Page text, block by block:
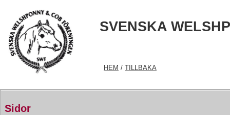
SVENSKA
HEM / TILLBAKA
Sidor